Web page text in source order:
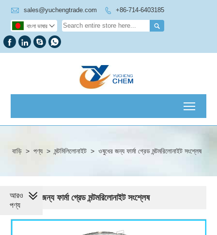
 sales@yuchengtrade.com  +86-714-6403185

বাংলা ভাষার 
   
বাড়ি > পণ্য > মন্টমিলিলোনাইট > ওষুধের জন্য ফার্মা গ্রেড মন্টমরিলোনাইট সংশ্লেষ
ওষুধের জন্য ফার্মা গ্রেড মন্টমরিলোনাইট সংশ্লেষ
আরও
পণ্য